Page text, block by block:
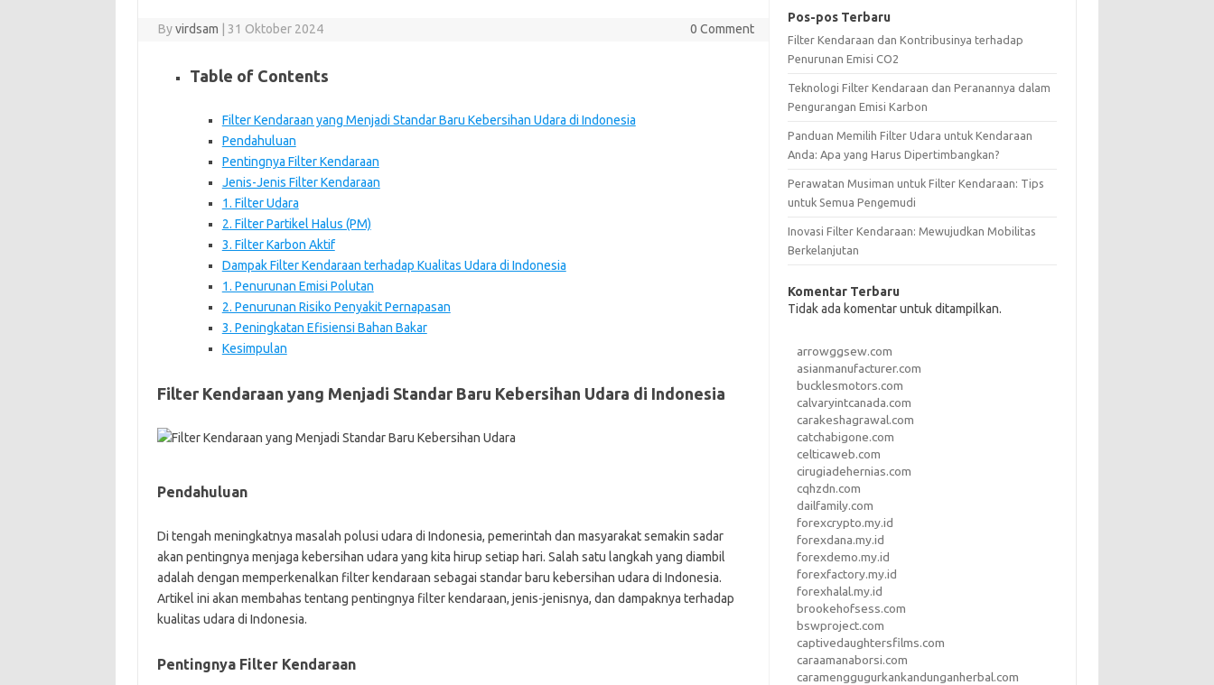
Byvirdsam 31 Oktober 2024 0 Comment
Table of Contents
Filter Kendaraan yang Menjadi Standar Baru Kebersihan Udara di Indonesia
Pendahuluan
Pentingnya Filter Kendaraan
Jenis-Jenis Filter Kendaraan
1. Filter Udara
2. Filter Partikel Halus (PM)
3. Filter Karbon Aktif
Dampak Filter Kendaraan terhadap Kualitas Udara di Indonesia
1. Penurunan Emisi Polutan
2. Penurunan Risiko Penyakit Pernapasan
3. Peningkatan Efisiensi Bahan Bakar
Kesimpulan
Filter Kendaraan yang Menjadi Standar Baru Kebersihan Udara di Indonesia
Pendahuluan
Di tengah meningkatnya masalah polusi udara di Indonesia, pemerintah dan masyarakat semakin sadar
akan pentingnya menjaga kebersihan udara yang kita hirup setiap hari. Salah satu langkah yang diambil
adalah dengan memperkenalkan filter kendaraan sebagai standar baru kebersihan udara di Indonesia.
Artikel ini akan membahas tentang pentingnya filter kendaraan, jenis-jenisnya, dan dampaknya terhadap
kualitas udara di Indonesia.
Pentingnya Filter Kendaraan
Pos-pos Terbaru
Filter Kendaraan dan Kontribusinya terhadap
Penurunan Emisi CO2
Teknologi Filter Kendaraan dan Peranannya dalam
Pengurangan Emisi Karbon
Panduan Memilih Filter Udara untuk Kendaraan
Anda: Apa yang Harus Dipertimbangkan?
Perawatan Musiman untuk Filter Kendaraan: Tips
untuk Semua Pengemudi
Inovasi Filter Kendaraan: Mewujudkan Mobilitas
Berkelanjutan
Komentar Terbaru
Tidak ada komentar untuk ditampilkan.
arrowggsew.com
asianmanufacturer.com
bucklesmotors.com
calvaryintcanada.com
carakeshagrawal.com
catchabigone.com
celticaweb.com
cirugiadehernias.com
cqhzdn.com
dailfamily.com
forexcrypto.my.id
forexdana.my.id
forexdemo.my.id
forexfactory.my.id
forexhalal.my.id
brookehofsess.com
bswproject.com
captivedaughtersfilms.com
caraamanaborsi.com
caramenggugurkankandunganherbal.com